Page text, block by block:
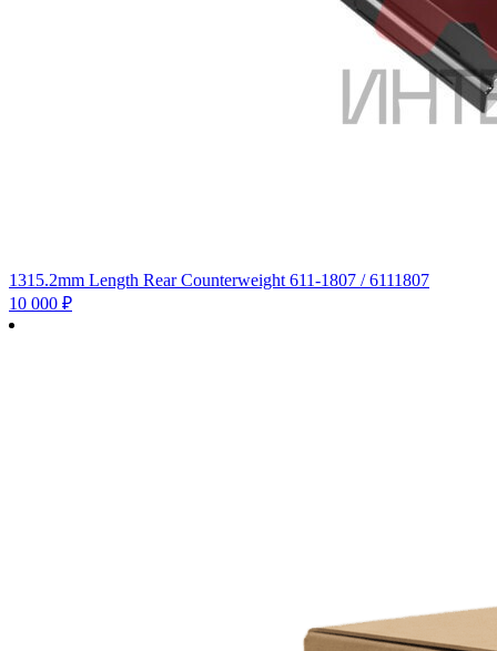
1315.2mm Length Rear Counterweight 611-1807 / 6111807
10 000 ₽